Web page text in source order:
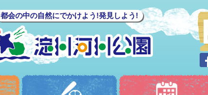
都会の中の自然にでかけよう!発見しよう!